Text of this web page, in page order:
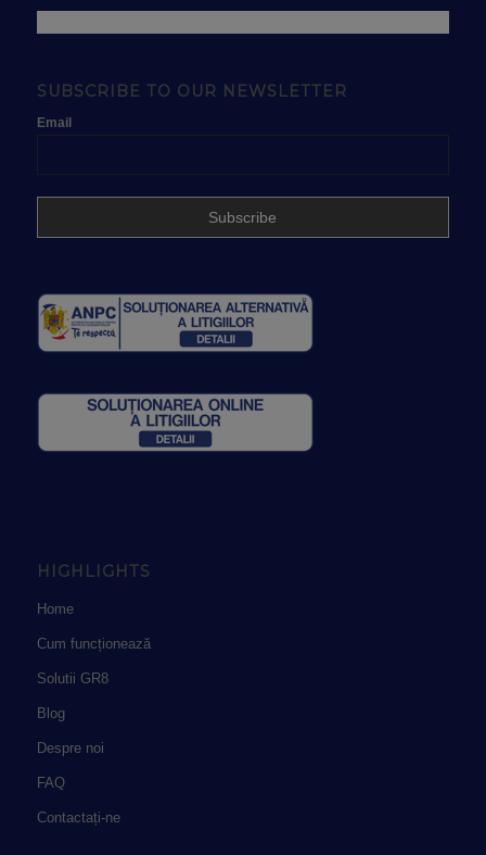
SUBSCRIBE TO OUR NEWSLETTER
Email
HIGHLIGHTS
Home
Cum funcționează
Solutii GR8
Blog
Despre noi
FAQ
Contactați-ne